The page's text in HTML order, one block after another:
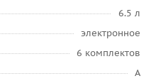
6.5 л
электронное
6 комплектов
A